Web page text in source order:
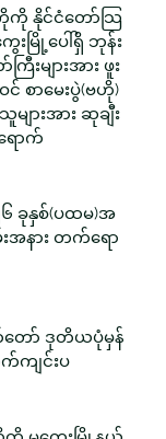
ကို နိုင်ငံတော်သြ
းမြို့ပေါ်ရှိ ဘုန်း
ြီးများအား ဖူး
စာမေးပွဲ(ဗဟို)
ျားအား ဆုချီး
ောက်
ခုနှစ်(ပထမ)အ
အနား တက်ရော
ော် ဒုတိယပုံမှန်
ကျင်းပ